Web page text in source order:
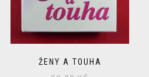
ŽENY A TOUHA